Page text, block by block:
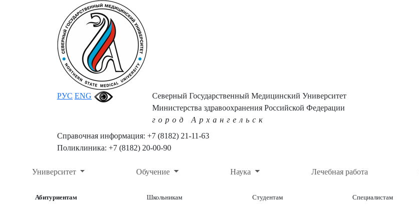
РУС ENG
Северный Государственный Медицинский Университет
Министерства здравоохранения Российской Федерации
город Архангельск
Справочная информация: +7 (8182) 21-11-63
Поликлиника: +7 (8182) 20-00-90
Университет Обучение Наука Лечебная работа
Абитуриентам Школьникам Студентам Специалистам